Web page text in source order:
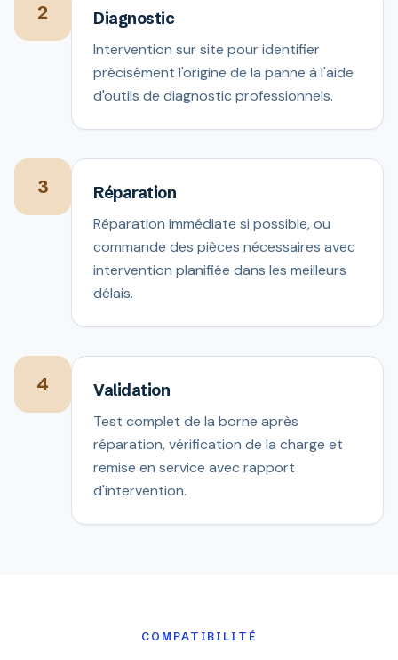
2 Diagnostic
Intervention sur site pour identifier
précisément l'origine de la panne à l'aide
d'outils de diagnostic professionnels.
3 Réparation
Réparation immédiate si possible, ou
commande des pièces nécessaires avec
intervention planifiée dans les meilleurs
délais.
4 Validation
Test complet de la borne après
réparation, vérification de la charge et
remise en service avec rapport
d'intervention.
COMPATIBILITÉ